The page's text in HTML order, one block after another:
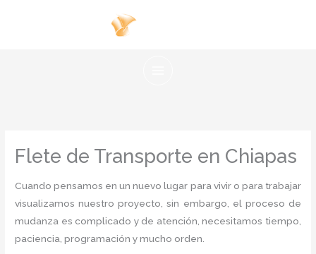
Flete de Transporte en Chiapas
Cuando pensamos en un nuevo lugar para vivir o para trabajar
visualizamos nuestro proyecto, sin embargo, el proceso de
mudanza es complicado y de atención, necesitamos tiempo,
paciencia, programación y mucho orden.